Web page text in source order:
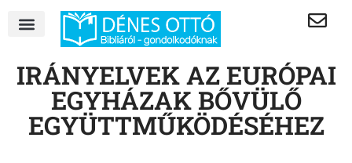
IRÁNYELVEK AZ EURÓPAI
EGYHÁZAK BŐVÜLŐ
EGYÜTTMŰKÖDÉSÉHEZ